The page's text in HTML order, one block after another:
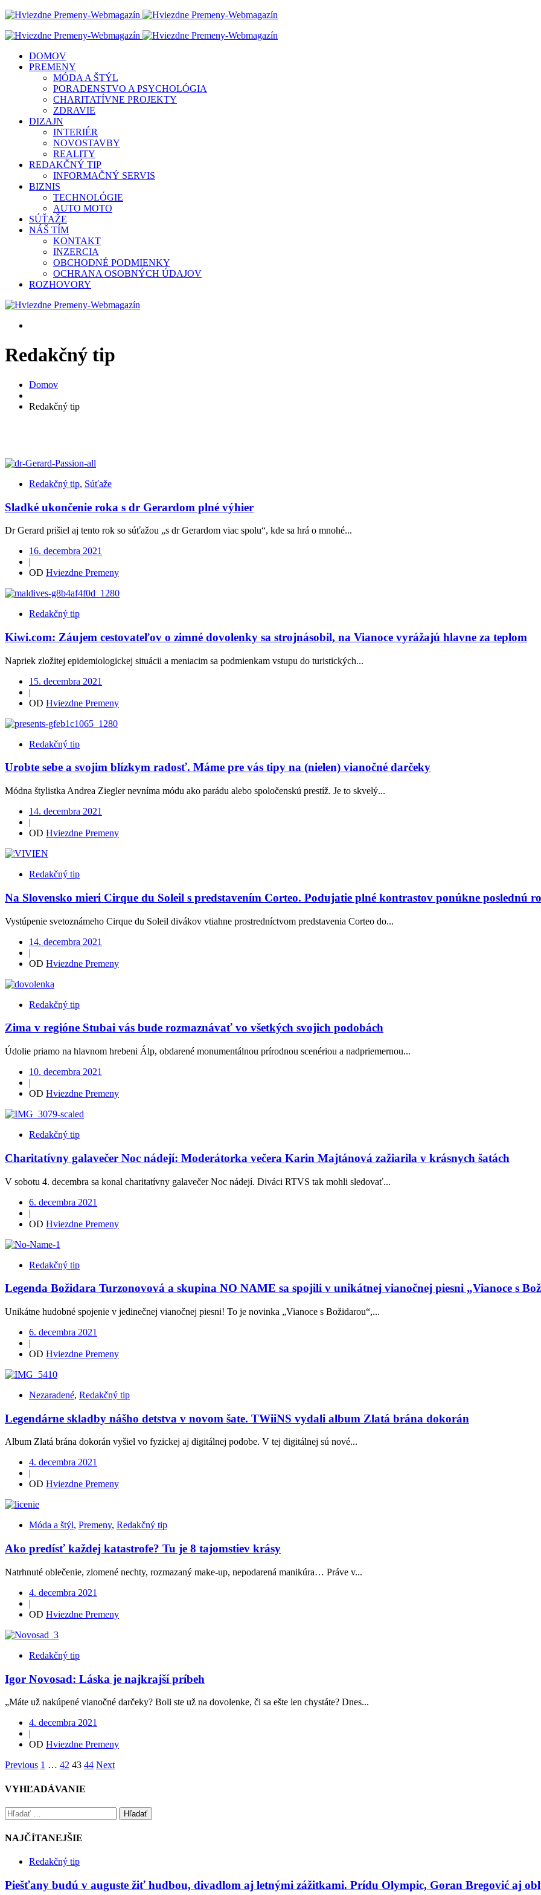
DOMOV
PREMENY
MÓDA A ŠTÝL
PORADENSTVO A PSYCHOLÓGIA
CHARITATÍVNE PROJEKTY
ZDRAVIE
DIZAJN
INTERIÉR
NOVOSTAVBY
REALITY
REDAKČNÝ TIP
INFORMAČNÝ SERVIS
BIZNIS
TECHNOLÓGIE
AUTO MOTO
SÚŤAŽE
NÁŠ TÍM
KONTAKT
INZERCIA
OBCHODNÉ PODMIENKY
OCHRANA OSOBNÝCH ÚDAJOV
ROZHOVORY
Redakčný tip
Domov
Redakčný tip
Redakčný tip, Súťaže
Sladké ukončenie roka s dr Gerardom plné výhier
Dr Gerard prišiel aj tento rok so súťažou „s dr Gerardom viac spolu“, kde sa hrá o mnohé...
16. decembra 2021
|
OD Hviezdne Premeny
Redakčný tip
Kiwi.com: Záujem cestovateľov o zimné dovolenky sa strojnásobil, na Vianoce vyrážajú hlavne za teplom
Napriek zložitej epidemiologickej situácii a meniacim sa podmienkam vstupu do turistických...
15. decembra 2021
|
OD Hviezdne Premeny
Redakčný tip
Urobte sebe a svojim blízkym radosť. Máme pre vás tipy na (nielen) vianočné darčeky
Módna štylistka Andrea Ziegler nevníma módu ako parádu alebo spoločenskú prestíž. Je to skvelý...
14. decembra 2021
|
OD Hviezdne Premeny
Redakčný tip
Na Slovensko mieri Cirque du Soleil s predstavením Corteo. Podujatie plné kontrastov ponúkne poslednú
Vystúpenie svetoznámeho Cirque du Soleil divákov vtiahne prostredníctvom predstavenia Corteo do...
14. decembra 2021
|
OD Hviezdne Premeny
Redakčný tip
Zima v regióne Stubai vás bude rozmaznávať vo všetkých svojich podobách
Údolie priamo na hlavnom hrebeni Álp, obdarené monumentálnou prírodnou scenériou a nadpriemernou...
10. decembra 2021
|
OD Hviezdne Premeny
Redakčný tip
Charitatívny galavečer Noc nádejí: Moderátorka večera Karin Majtánová zažiarila v krásnych šatách
V sobotu 4. decembra sa konal charitatívny galavečer Noc nádejí. Diváci RTVS tak mohli sledovať...
6. decembra 2021
|
OD Hviezdne Premeny
Redakčný tip
Legenda Božidara Turzonovová a skupina NO NAME sa spojili v unikátnej vianočnej piesni „Vianoce s
Unikátne hudobné spojenie v jedinečnej vianočnej piesni! To je novinka „Vianoce s Božidarou“,...
6. decembra 2021
|
OD Hviezdne Premeny
Nezaradené, Redakčný tip
Legendárne skladby nášho detstva v novom šate. TWiiNS vydali album Zlatá brána dokorán
Album Zlatá brána dokorán vyšiel vo fyzickej aj digitálnej podobe. V tej digitálnej sú nové...
4. decembra 2021
|
OD Hviezdne Premeny
Móda a štýl, Premeny, Redakčný tip
Ako predísť každej katastrofe? Tu je 8 tajomstiev krásy
Natrhnuté oblečenie, zlomené nechty, rozmazaný make-up, nepodarená manikúra… Práve v...
4. decembra 2021
|
OD Hviezdne Premeny
Redakčný tip
Igor Novosad: Láska je najkrajší príbeh
„Máte už nakúpené vianočné darčeky? Boli ste už na dovolenke, či sa ešte len chystáte? Dnes...
4. decembra 2021
|
OD Hviezdne Premeny
Previous 1 … 42 43 44 Next
VYHĽADÁVANIE
Hľadať
NAJČÍTANEJŠIE
Redakčný tip
Piešťany budú v auguste žiť hudbou, divadlom aj letnými zážitkami. Prídu Olympic, Goran Bregović aj